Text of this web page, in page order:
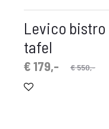
Levico bistro
tafel
€550,-
€179,-
prijs